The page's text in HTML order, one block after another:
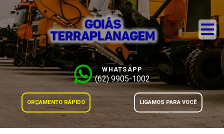
WHATSAPP
(62) 9905-1002
ORÇAMENTO RÁPIDO LIGAMOS PARA VOCÊ